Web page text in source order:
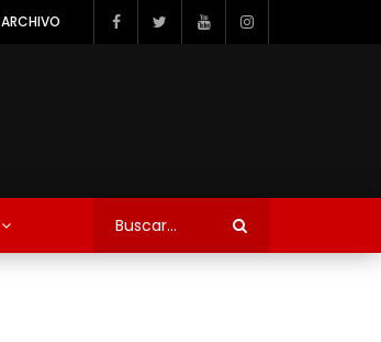
ARCHIVO